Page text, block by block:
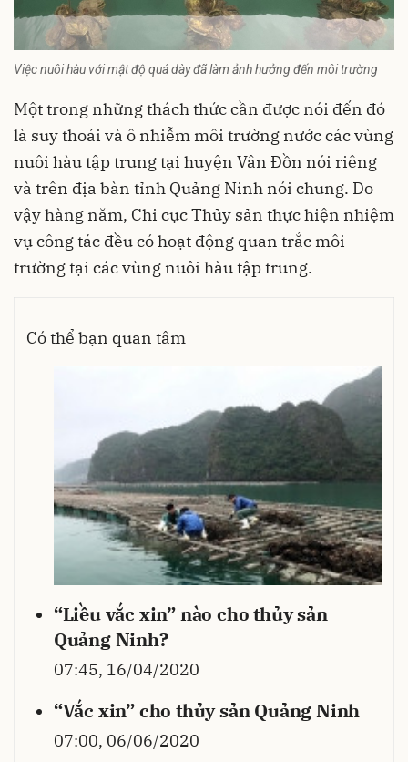
Việc nuôi hàu với mật độ quá dày đã làm ảnh hưởng đến môi trường
Một trong những thách thức cần được nói đến đó
là suy thoái và ô nhiễm môi trường nước các vùng
nuôi hàu tập trung tại huyện Vân Đồn nói riêng
và trên địa bàn tỉnh Quảng Ninh nói chung. Do
vậy hàng năm, Chi cục Thủy sản thực hiện nhiệm
vụ công tác đều có hoạt động quan trắc môi
trường tại các vùng nuôi hàu tập trung.
Có thể bạn quan tâm
“Liều vắc xin” nào cho thủy sản
Quảng Ninh?
07:45, 16/04/2020
“Vắc xin” cho thủy sản Quảng Ninh
07:00, 06/06/2020